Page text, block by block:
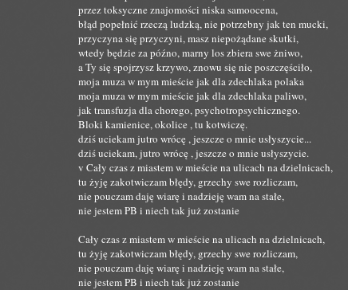
przez toksyczne znajomości niska samoocena,
błąd popełnić rzeczą ludzką, nie potrzebny jak ten mucki,
przyczyna się przyczyni, masz niepożądane skutki,
wtedy będzie za późno, marny los zbiera swe żniwo,
a Ty się spojrzysz krzywo, znowu się nie poszczęściło,
moja muza w mym mieście jak dla zdechlaka polaka
moja muza w mym mieście jak dla zdechlaka paliwo,
jak transfuzja dla chorego, psychotropsychicznego.
Bloki kamienice, okolice , tu kotwiczę.
dziś uciekam jutro wrócę , jeszcze o mnie usłyszycie...
dziś uciekam, jutro wrócę , jeszcze o mnie usłyszycie.
v Cały czas z miastem w mieście na ulicach na dzielnicach,
tu żyję zakotwiczam błędy, grzechy swe rozliczam,
nie pouczam daję wiarę i nadzieję wam na stałe,
nie jestem PB i niech tak już zostanie
Cały czas z miastem w mieście na ulicach na dzielnicach,
tu żyję zakotwiczam błędy, grzechy swe rozliczam,
nie pouczam daję wiarę i nadzieję wam na stałe,
nie jestem PB i niech tak już zostanie